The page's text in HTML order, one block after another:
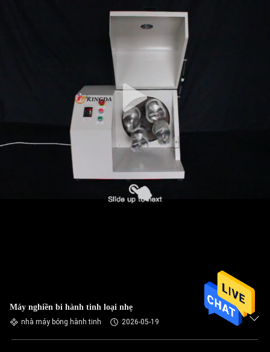
Máy nghiền bi hành tinh loại nhẹ
nhà máy bóng hành tinh 2026-05-19